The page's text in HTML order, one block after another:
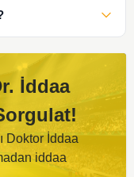
İddaa
Doktor İddaa
iddaa